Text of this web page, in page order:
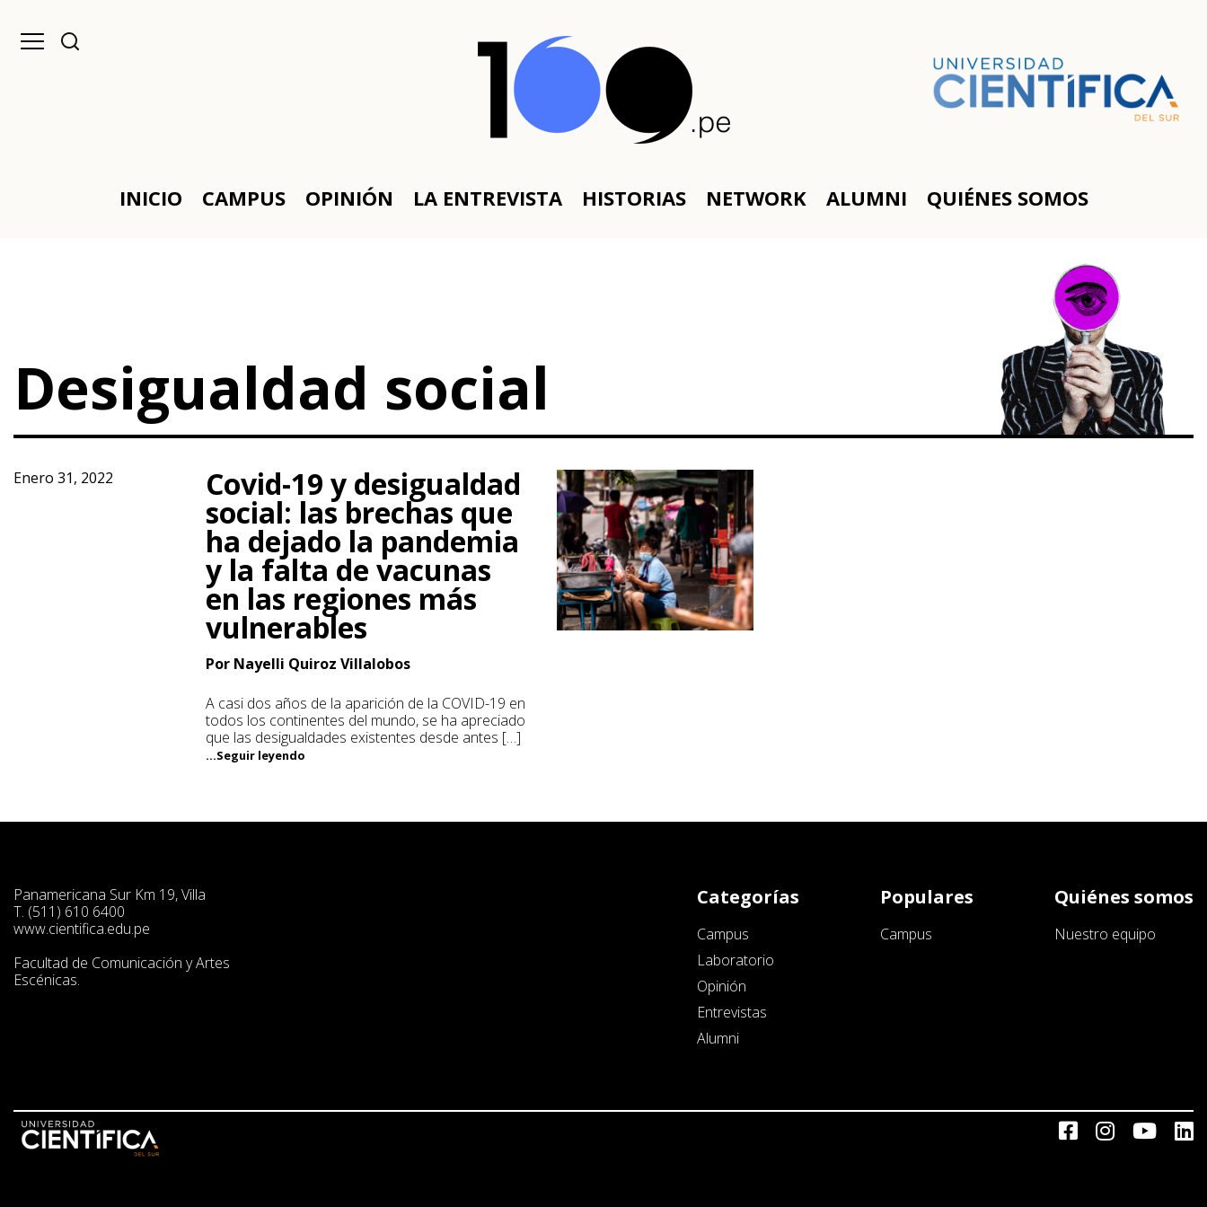
INICIO CAMPUS OPINIÓN LA ENTREVISTA HISTORIAS NETWORK ALUMNI QUIÉNES SOMOS
Desigualdad social
Enero 31, 2022 Covid-19 y desigualdad
social: las brechas que
ha dejado la pandemia
y la falta de vacunas
en las regiones más
vulnerables
Por Nayelli Quiroz Villalobos
A casi dos años de la aparición de la COVID-19 en
todos los continentes del mundo, se ha apreciado
que las desigualdades existentes desde antes […]
...Seguir leyendo
Panamericana Sur Km 19, Villa
T. (511) 610 6400
www.cientifica.edu.pe
Facultad de Comunicación y Artes
Escénicas.
Categorías
Campus
Laboratorio
Opinión
Entrevistas
Alumni
Populares
Campus
Quiénes somos
Nuestro equipo